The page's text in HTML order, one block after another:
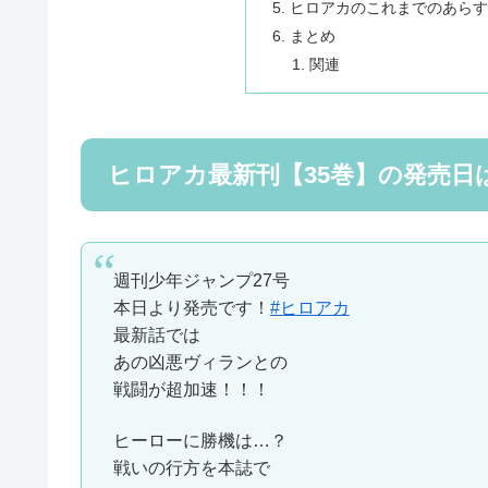
ヒロアカのこれまでのあら
まとめ
関連
ヒロアカ最新刊【35巻】の発売日
週刊少年ジャンプ27号
本日より発売です！ #ヒロアカ
最新話では
あの凶悪ヴィランとの
戦闘が超加速！！！
ヒーローに勝機は…？
戦いの行方を本誌で